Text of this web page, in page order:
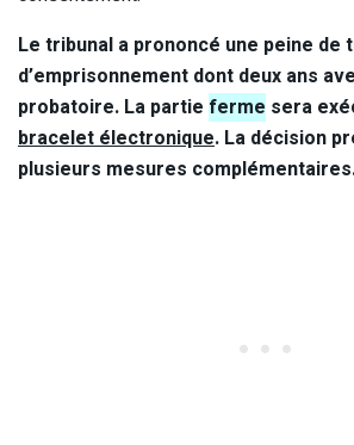
Le tribunal a prononcé une peine de
d’emprisonnement dont deux ans
probatoire. La partie ferme sera
bracelet électronique. La décision
plusieurs mesures